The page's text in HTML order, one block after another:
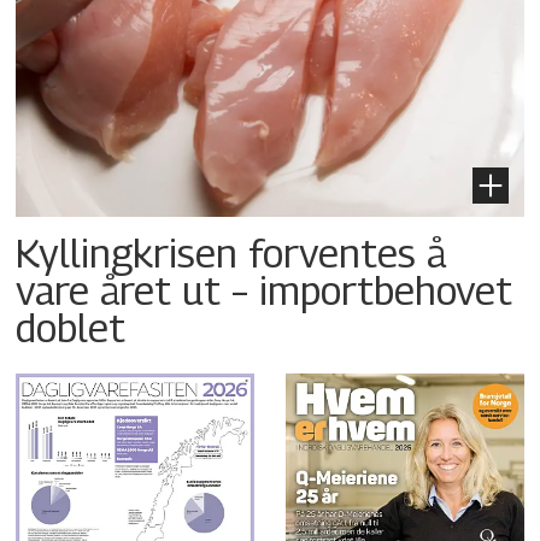
Kyllingkrisen forventes å
vare året ut – importbehovet
doblet